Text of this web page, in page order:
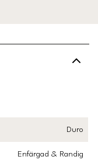
Duro
Enfärgad & Randig